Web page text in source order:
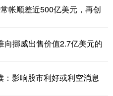
帐顺差近500亿美元，再创
向挪威出售价值2.7亿美元的
影响股市利好或利空消息